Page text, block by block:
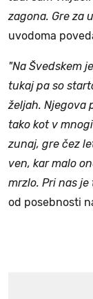
zagona. Gre za
uvodoma
"Na Švedskem
tukaj pa so
željah. Njegova
tako kot v
zunaj, gre čez
ven, kar malo
mrzlo. Pri nas
od posebnosti